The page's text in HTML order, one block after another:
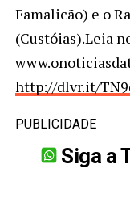
Famalicão) e o
(Custóias).Leia
http://dlvr.it/
PUBLICIDADE
Siga a